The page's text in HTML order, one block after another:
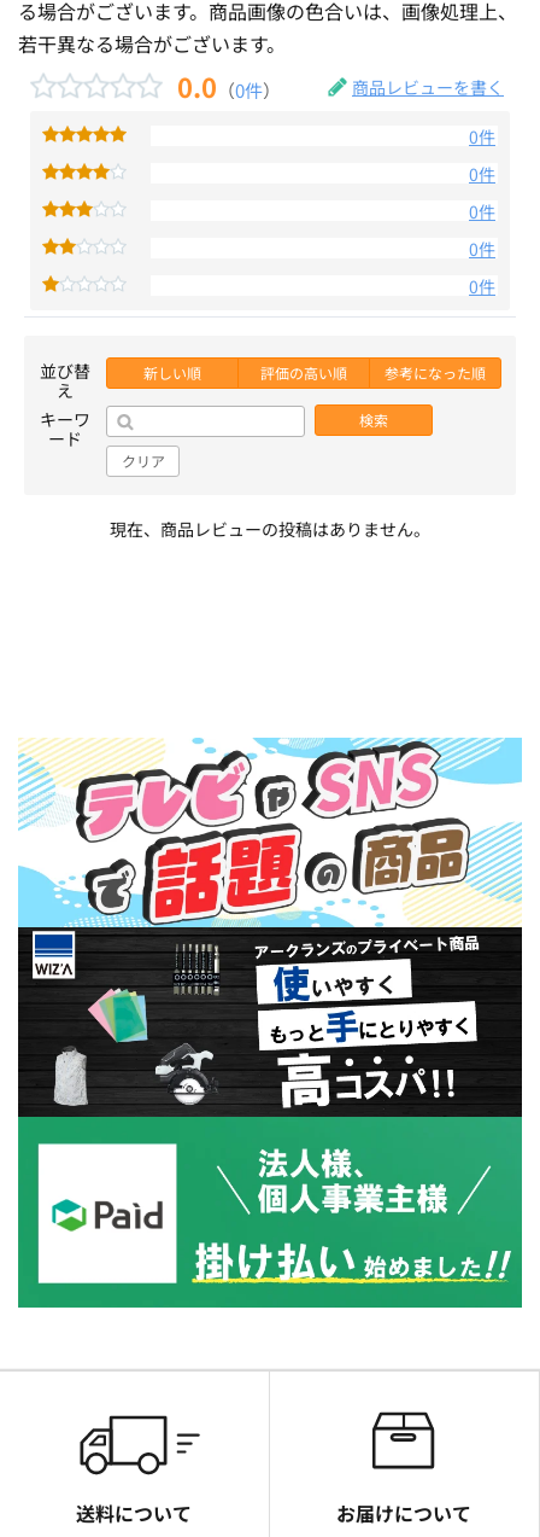
る場合がございます。商品画像の色合いは、画像処理上、
若干異なる場合がございます。
0.0 （0件） 商品レビューを書く
0件
0件
0件
0件
0件
並び替
え
新しい順 評価の高い順 参考になった順
キーワ
ード
検索
クリア
現在、商品レビューの投稿はありません。
送料について お届けについて